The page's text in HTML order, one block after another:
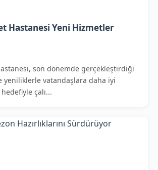
Hastanesi Yeni Hizmetler
son dönemde gerçekleştirdiği
yeniliklerle vatandaşlara daha iyi
çalı...